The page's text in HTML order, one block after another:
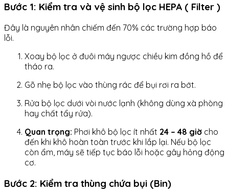
Bước 1: Kiểm tra và vệ sinh bộ lọc HEPA ( Filter )
Đây là nguyên nhân chiếm đến 70% các trường hợp báo
lỗi.
Xoay bộ lọc ở đuôi máy ngược chiều kim đồng hồ để
tháo ra.
Gõ nhẹ bộ lọc vào thùng rác để bụi rơi ra bớt.
Rửa bộ lọc dưới vòi nước lạnh (không dùng xà phòng
hay chất tẩy rửa).
Quan trọng: Phơi khô bộ lọc ít nhất 24 – 48 giờ cho
đến khi khô hoàn toàn trước khi lắp lại. Nếu bộ lọc
còn ẩm, máy sẽ tiếp tục báo lỗi hoặc gây hỏng động
cơ.
Bước 2: Kiểm tra thùng chứa bụi (Bin)